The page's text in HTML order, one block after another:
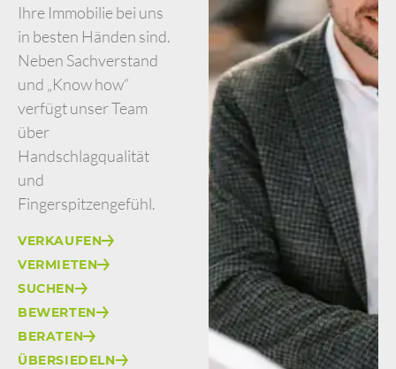
Ihre Immobilie bei uns
in besten Händen sind.
Neben Sachverstand
und „Know how“
verfügt unser Team
über
Handschlagqualität
und
Fingerspitzengefühl.
VERKAUFEN
VERMIETEN
SUCHEN
BEWERTEN
BERATEN
ÜBERSIEDELN